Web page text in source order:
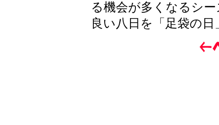
る機会が多くなるシ
良い八日を「足袋の